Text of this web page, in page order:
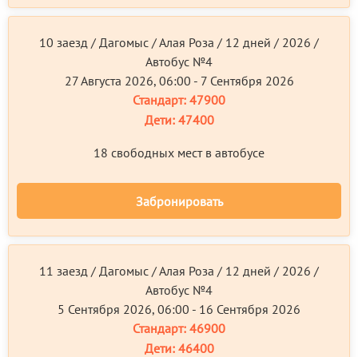
10 заезд / Дагомыс / Алая Роза / 12 дней / 2026 /
Автобус №4
27 Августа 2026, 06:00 - 7 Сентября 2026
Стандарт: 47900
Дети:47400
18 свободных мест в автобусе
Забронировать
11 заезд / Дагомыс / Алая Роза / 12 дней / 2026 /
Автобус №4
5 Сентября 2026, 06:00 - 16 Сентября 2026
Стандарт: 46900
Дети:46400